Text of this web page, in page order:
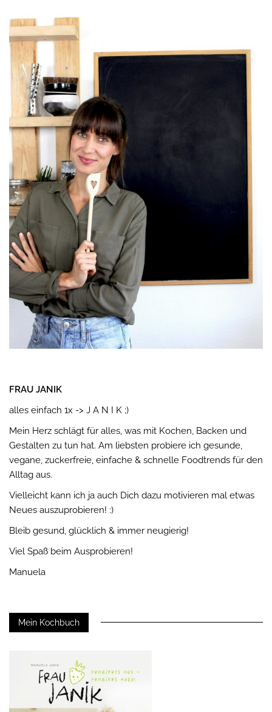
FRAU JANIK
alles einfach 1x -> J A N I K ;)
Mein Herz schlägt für alles, was mit Kochen, Backen und
Gestalten zu tun hat. Am liebsten probiere ich gesunde,
vegane, zuckerfreie, einfache & schnelle Foodtrends für den
Alltag aus.
Vielleicht kann ich ja auch Dich dazu motivieren mal etwas
Neues auszuprobieren! :)
Bleib gesund, glücklich & immer neugierig!
Viel Spaß beim Ausprobieren!
Manuela
Mein Kochbuch